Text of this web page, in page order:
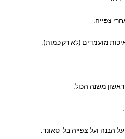
צפייה.
מועמדים (לא רק כמות).
משנה הכול.
הבנה ועל צפייה בלי סאונד.